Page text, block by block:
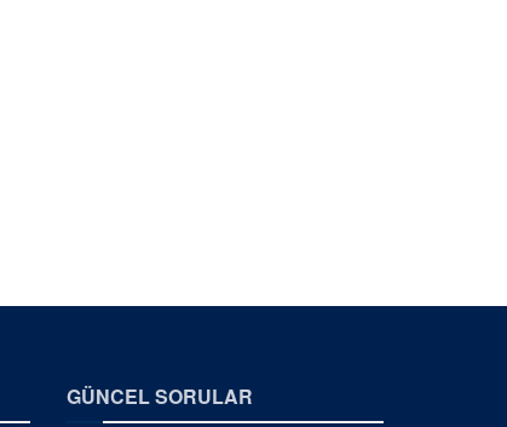
GÜNCEL SORULAR